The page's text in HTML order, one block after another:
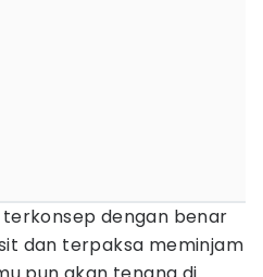
dengan benar
dan terpaksa meminjam